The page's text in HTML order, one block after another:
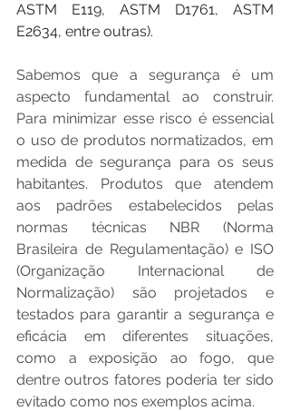
ASTM E119, ASTM D1761, ASTM
E2634, entre outras).
Sabemos que a segurança é um
aspecto fundamental ao construir.
Para minimizar esse risco é essencial
o uso de produtos normatizados, em
medida de segurança para os seus
habitantes. Produtos que atendem
aos padrões estabelecidos pelas
normas técnicas NBR (Norma
Brasileira de Regulamentação) e ISO
(Organização Internacional de
Normalização) são projetados e
testados para garantir a segurança e
eficácia em diferentes situações,
como a exposição ao fogo, que
dentre outros fatores poderia ter sido
evitado como nos exemplos acima.